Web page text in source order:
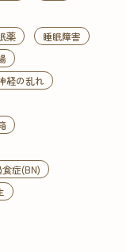
薬
睡眠障害
経の乱れ
症(BN)